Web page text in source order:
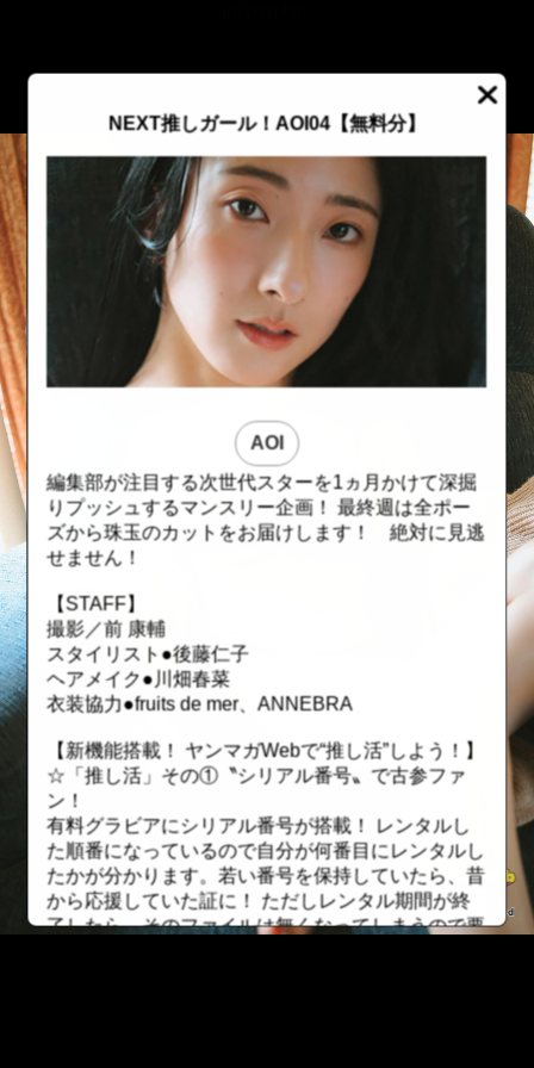
NEXT推しガール！AOI04【無料分】
AOI
編集部が注目する次世代スターを1ヵ月かけて深掘
りプッシュするマンスリー企画！ 最終週は全ポー
ズから珠玉のカットをお届けします！ 絶対に見逃
せません！
【STAFF】
撮影／前 康輔
スタイリスト●後藤仁子
ヘアメイク●川畑春菜
衣装協力●fruits de mer、ANNEBRA
【新機能搭載！ ヤンマガWebで“推し活”しよう！】
☆「推し活」その①〝シリアル番号〟で古参ファ
ン！
有料グラビアにシリアル番号が搭載！ レンタルし
た順番になっているので自分が何番目にレンタルし
たかが分かります。若い番号を保持していたら、昔
から応援していた証に！ ただしレンタル期間が終
了したら、そのファイルは無くなってしまうので要
::fzkqzrz.oi ::fzkqzrz.oi